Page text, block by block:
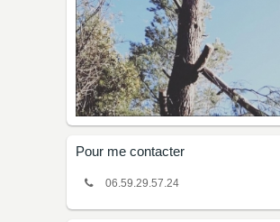
Pour me contacter
06.59.29.57.24